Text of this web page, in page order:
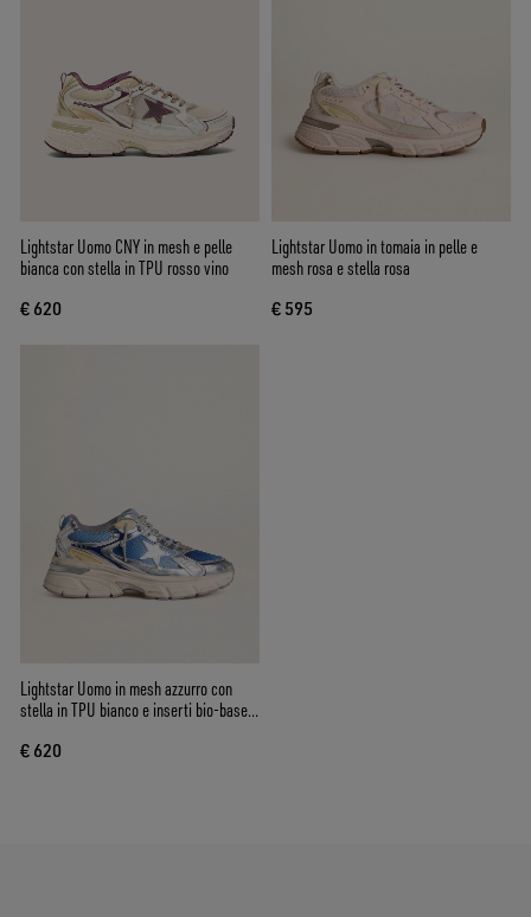
Lightstar Uomo CNY in mesh e pelle
bianca con stella in TPU rosso vino
€ 620
Lightstar Uomo in tomaia in pelle e
mesh rosa e stella rosa
€ 595
Lightstar Uomo in mesh azzurro con
stella in TPU bianco e inserti bio-based
€ 620